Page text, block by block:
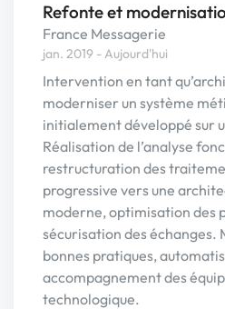
Refonte et
France Messagerie
jan. 2019 - Aujourd'hui
Intervention en tant
moderniser un système
initialement développé sur
Réalisation de l’analyse
restructuration des
progressive vers une
moderne, optimisation des
sécurisation des échanges.
bonnes pratiques,
accompagnement des
technologique.